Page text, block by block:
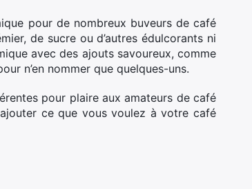
pour de nombreux buveurs de café
de sucre ou d’autres édulcorants ni
avec des ajouts savoureux, comme
n’en nommer que quelques-uns.
pour plaire aux amateurs de café
ce que vous voulez à votre café